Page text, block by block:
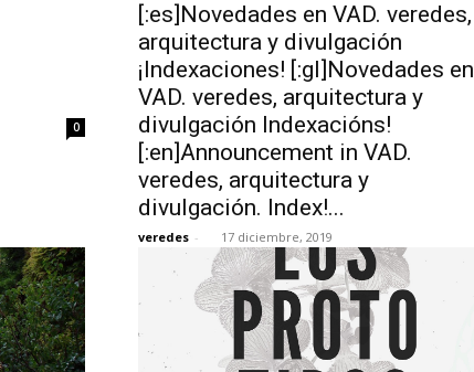
0
[:es]Novedades en VAD. veredes,
arquitectura y divulgación
¡Indexaciones! [:gl]Novedades en
VAD. veredes, arquitectura y
divulgación Indexacións!
[:en]Announcement in VAD.
veredes, arquitectura y
divulgación. Index!...
veredes - 17 diciembre, 2019